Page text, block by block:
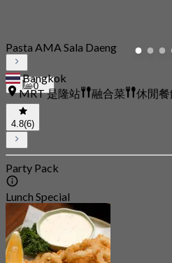
0
Pasta AMA Sala Daeng
Bangkok
MRT 是隆站
融合菜 休閒餐
4.8(6)
Party Pack
Lunch Special